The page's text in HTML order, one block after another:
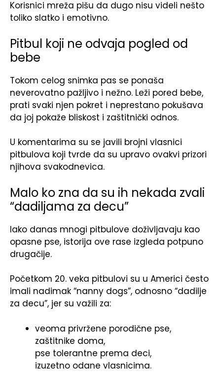
Korisnici mreža pišu da dugo nisu videli nešto
toliko slatko i emotivno.
Pitbul koji ne odvaja pogled od
bebe
Tokom celog snimka pas se ponaša
neverovatno pažljivo i nežno. Leži pored bebe,
prati svaki njen pokret i neprestano pokušava
da joj pokaže bliskost i zaštitnički odnos.
U komentarima su se javili brojni vlasnici
pitbulova koji tvrde da su upravo ovakvi prizori
njihova svakodnevica.
Malo ko zna da su ih nekada zvali
“dadiljama za decu”
Iako danas mnogi pitbulove doživljavaju kao
opasne pse, istorija ove rase izgleda potpuno
drugačije.
Početkom 20. veka pitbulovi su u Americi često
imali nadimak “nanny dogs”, odnosno “dadilje
za decu”, jer su važili za:
veoma privržene porodične pse,
zaštitnike doma,
pse tolerantne prema deci,
izuzetno odane vlasnicima.